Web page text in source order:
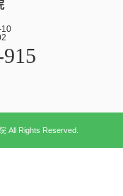
10
All Rights Reserved.